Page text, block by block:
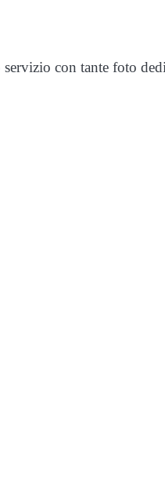
con tante foto